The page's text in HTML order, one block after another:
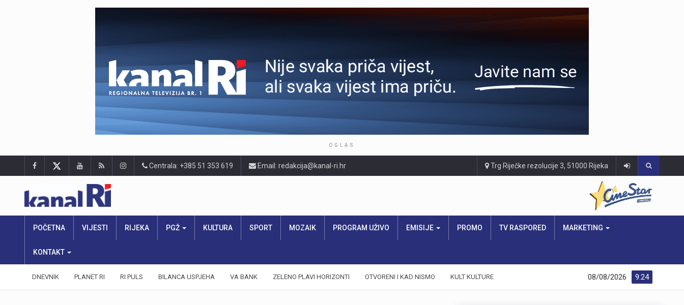
OGLAS
Centrala: +385 51 353 619 Email: redakcija@kanal-ri.hr Trg Riječke rezolucije 3, 51000 Rijeka
POČETNA VIJESTI RIJEKA PGŽ KULTURA SPORT MOZAIK PROGRAM UŽIVO EMISIJE PROMO TV RASPORED MARKETING
KONTAKT
DNEVNIK PLANET RI RI PULS BILANCA USPJEHA VA BANK ZELENO PLAVI HORIZONTI OTVORENI I KAD NISMO KULT KULTURE 9:24
08/08/2026